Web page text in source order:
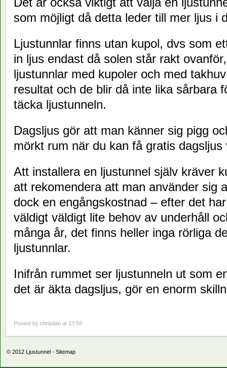
som möjligt då detta leder till mer ljus i
Ljustunnlar finns utan kupol, dvs som
in ljus endast då solen står rakt
ljustunnlar med kupoler och med
resultat och de blir då inte lika sårbara
täcka ljustunneln.
Dagsljus gör att man känner sig pigg
mörkt rum när du kan få gratis dagsljus
Att installera en ljustunnel själv kräver
att rekomendera att man använder sig
dock en engångskostnad – efter det
väldigt väldigt lite behov av underhåll
många år, det finns heller inga rörliga
ljustunnlar.
Inifrån rummet ser ljustunneln ut som
det är äkta dagsljus, gör en enorm
Posted by christian at 13:58
© 2012 Ljustunnel - Sitemap